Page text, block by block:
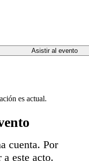
Asistir al evento
es actual.
cuenta. Por
este acto.